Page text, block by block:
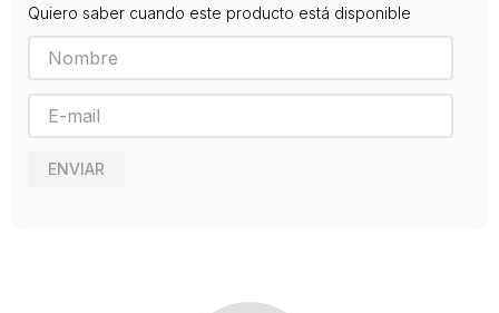
Editorial
PARRAMON
Año de publicación
2014
Quiero saber cuando este producto está disponible
ENVIAR